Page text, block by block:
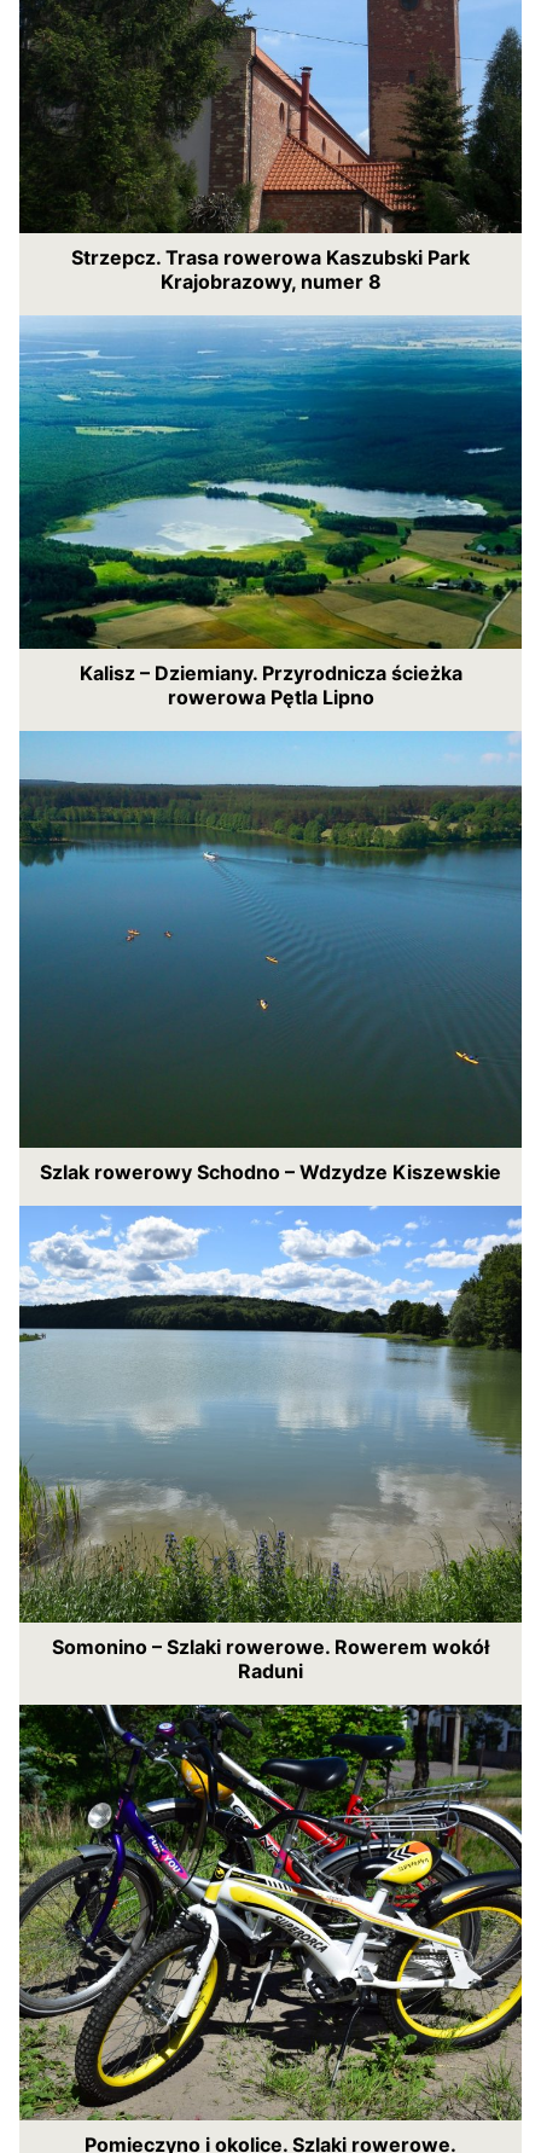
Strzepcz. Trasa rowerowa Kaszubski Park
Krajobrazowy, numer 8
Kalisz – Dziemiany. Przyrodnicza ścieżka
rowerowa Pętla Lipno
Szlak rowerowy Schodno – Wdzydze Kiszewskie
Somonino – Szlaki rowerowe. Rowerem wokół
Raduni
Pomieczyno i okolice. Szlaki rowerowe.